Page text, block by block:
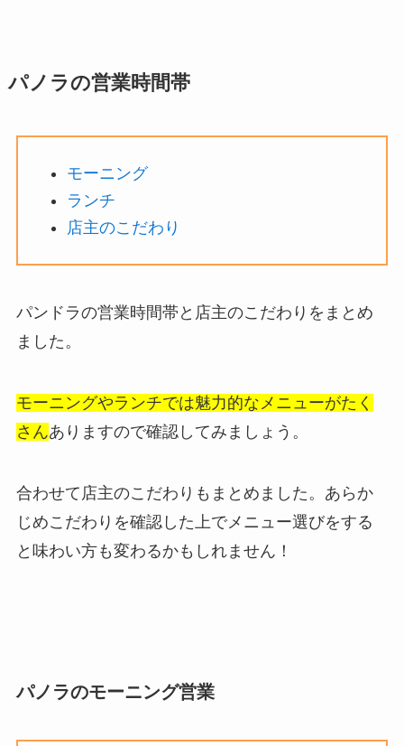
パノラの営業時間帯
モーニング
ランチ
店主のこだわり
パンドラの営業時間帯と店主のこだわりをまとめ
ました。
モーニングやランチでは魅力的なメニューがたく
さんありますので確認してみましょう。
合わせて店主のこだわりもまとめました。あらか
じめこだわりを確認した上でメニュー選びをする
と味わい方も変わるかもしれません！
パノラのモーニング営業